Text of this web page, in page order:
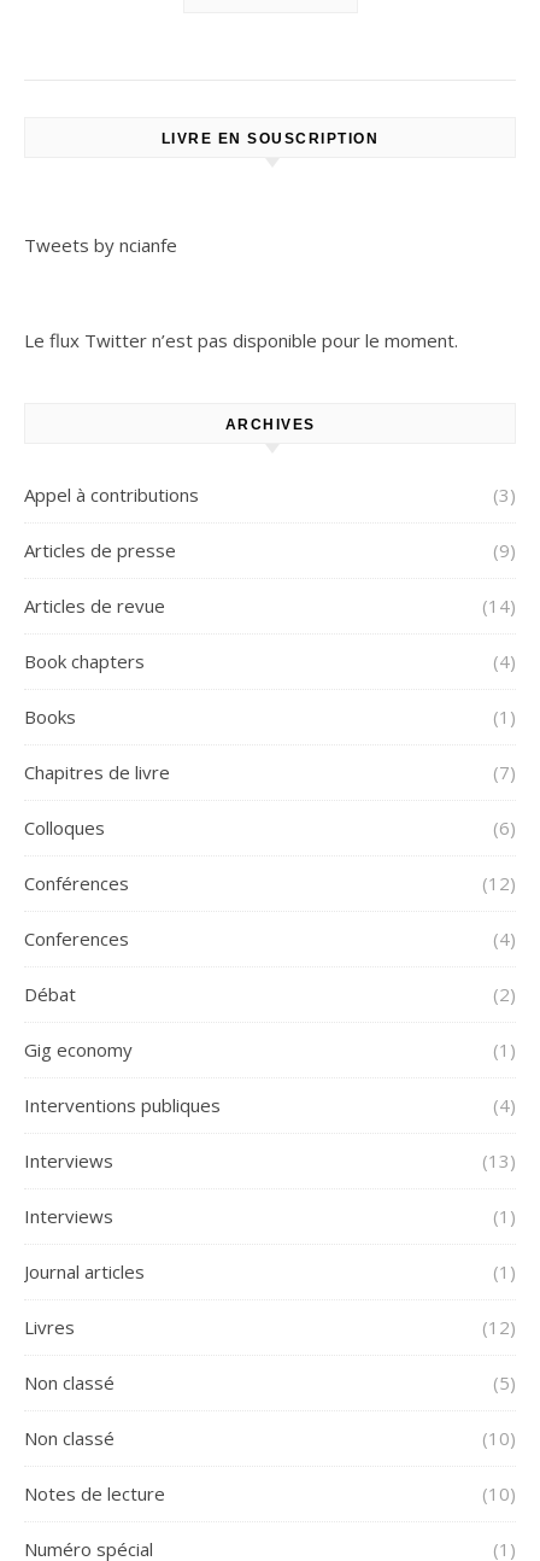
LIVRE EN SOUSCRIPTION
Tweets by ncianfe
Le flux Twitter n’est pas disponible pour le moment.
ARCHIVES
Appel à contributions (3)
Articles de presse (9)
Articles de revue (14)
Book chapters (4)
Books (1)
Chapitres de livre (7)
Colloques (6)
Conférences (12)
Conferences (4)
Débat (2)
Gig economy (1)
Interventions publiques (4)
Interviews (13)
Interviews (1)
Journal articles (1)
Livres (12)
Non classé (5)
Non classé (10)
Notes de lecture (10)
Numéro spécial (1)